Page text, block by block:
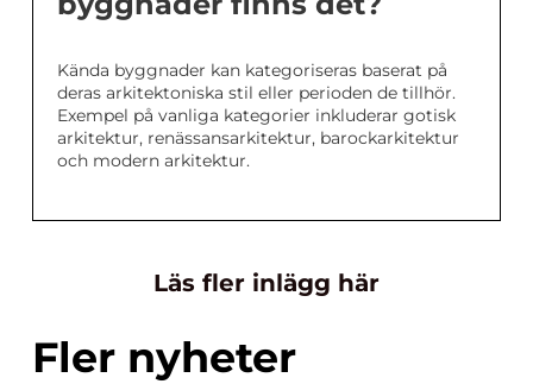
Kända byggnader kan kategoriseras baserat på
deras arkitektoniska stil eller perioden de tillhör.
Exempel på vanliga kategorier inkluderar gotisk
arkitektur, renässansarkitektur, barockarkitektur
och modern arkitektur.
Läs fler inlägg här
Fler nyheter